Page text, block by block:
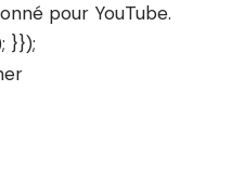
pour YouTube.
}});